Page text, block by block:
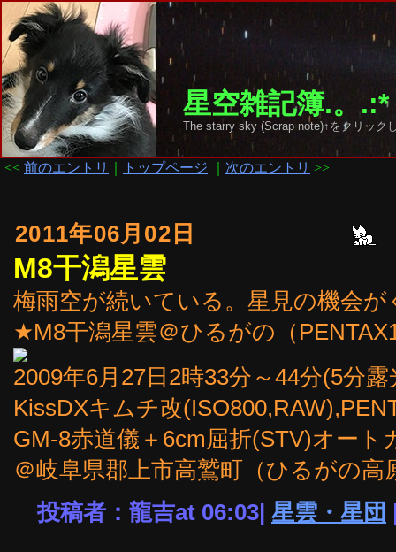
星空雑記簿.。
The starry sky (Scrap note)↑をクリック
<< 前のエントリ トップページ 次のエントリ >>
2011年06月02日
M8干潟星雲
梅雨空が続いている。星見の機会
★M8干潟星雲＠ひるがの（
2009年6月27日2時33分～44分(5分
KissDXキムチ改
GM-8赤道儀＋6cm屈折(STV)オート
＠岐阜県郡上市高鷲町（ひるがの高
投稿者：龍吉at 06:03| 星雲・星団